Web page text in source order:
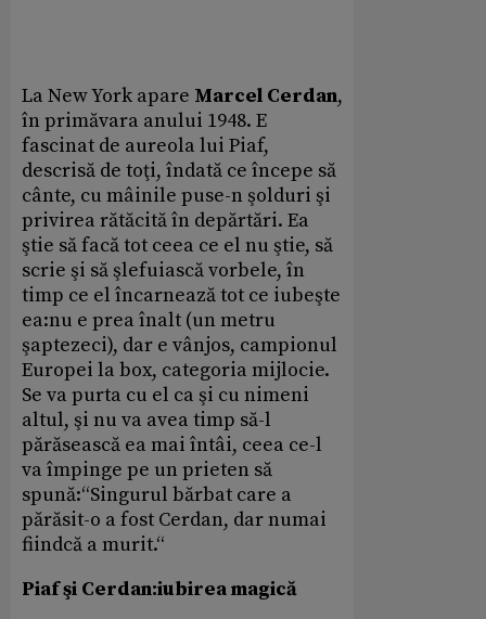
La New York apare Marcel Cerdan,
în primăvara anului 1948. E
fascinat de aureola lui Piaf,
descrisă de toţi, îndată ce începe să
cânte, cu mâinile puse-n şolduri şi
privirea rătăcită în depărtări. Ea
ştie să facă tot ceea ce el nu ştie, să
scrie şi să şlefuiască vorbele, în
timp ce el încarnează tot ce iubeşte
ea:nu e prea înalt (un metru
şaptezeci), dar e vânjos, campionul
Europei la box, categoria mijlocie.
Se va purta cu el ca şi cu nimeni
altul, şi nu va avea timp să-l
părăsească ea mai întâi, ceea ce-l
va împinge pe un prieten să
spună:“Singurul bărbat care a
părăsit-o a fost Cerdan, dar numai
fiindcă a murit.“
Piaf şi Cerdan:iubirea magică